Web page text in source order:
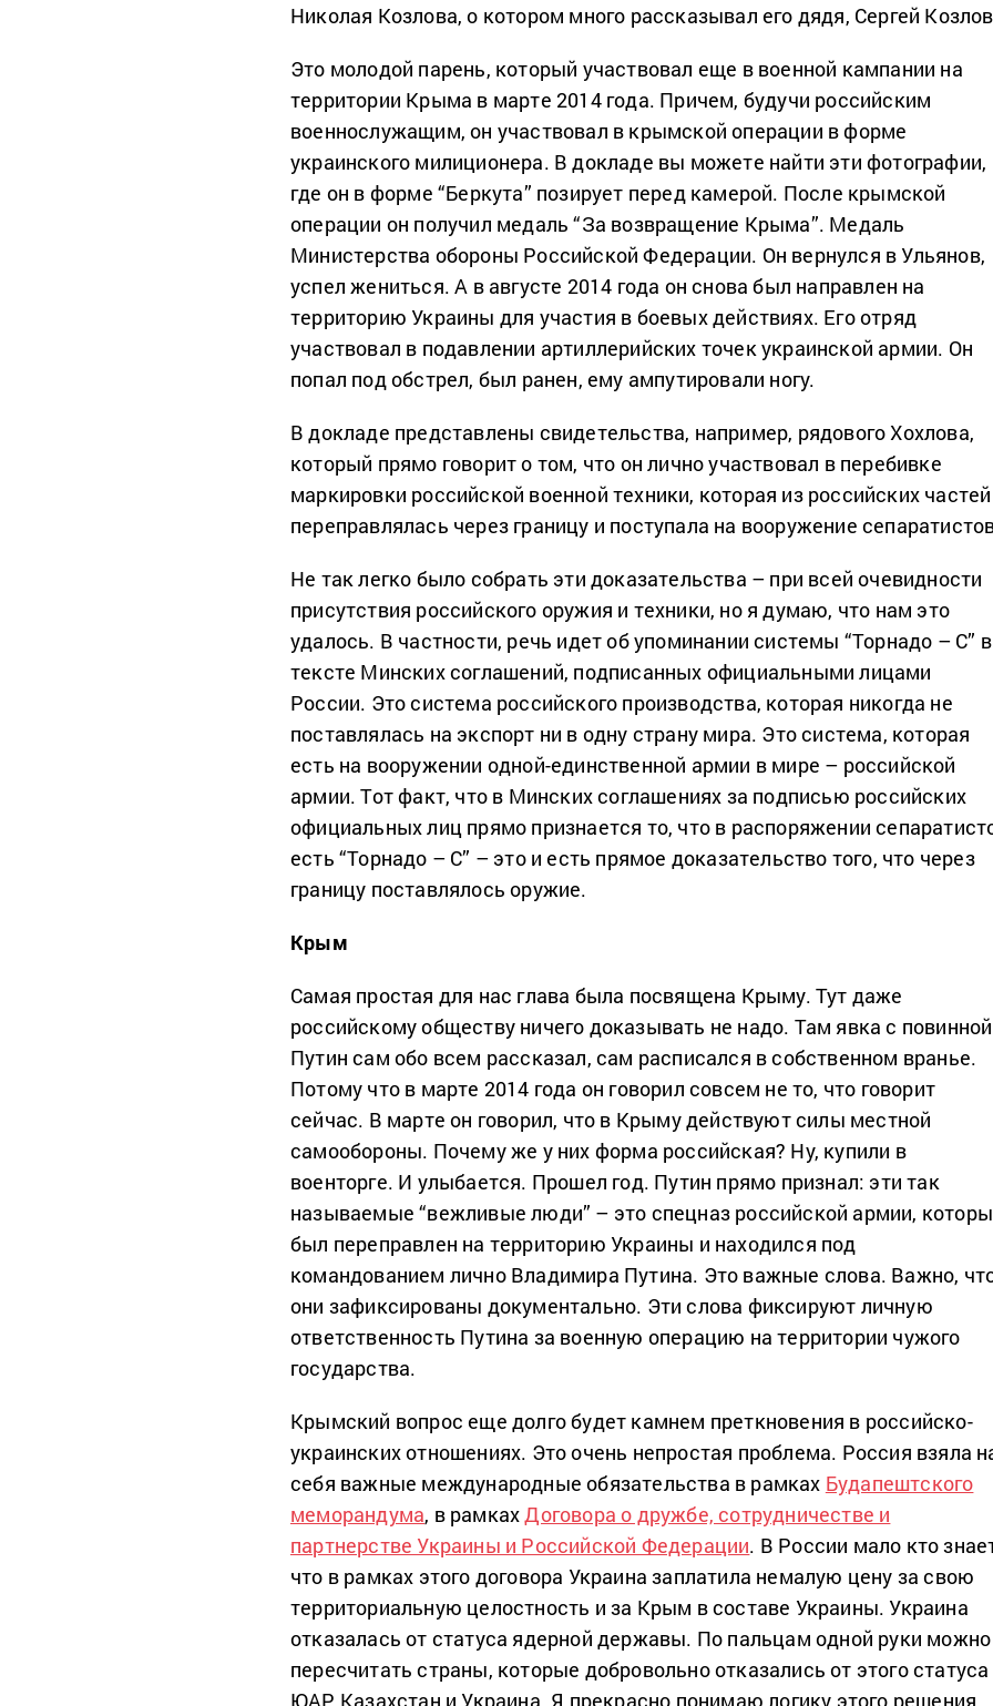
Николая Козлова, о котором много рассказывал его дядя, Сергей
Это молодой парень, который участвовал еще в военной кампании на
территории Крыма в марте 2014 года. Причем, будучи российским
военнослужащим, он участвовал в крымской операции в форме
украинского милиционера. В докладе вы можете найти эти фотографии,
где он в форме “Беркута” позирует перед камерой. После крымской
операции он получил медаль “За возвращение Крыма”. Медаль
Министерства обороны Российской Федерации. Он вернулся в Ульянов,
успел жениться. А в августе 2014 года он снова был направлен на
территорию Украины для участия в боевых действиях. Его отряд
участвовал в подавлении артиллерийских точек украинской армии. Он
попал под обстрел, был ранен, ему ампутировали ногу.
В докладе представлены свидетельства, например, рядового Хохлова,
который прямо говорит о том, что он лично участвовал в перебивке
маркировки российской военной техники, которая из российских частей
переправлялась через границу и поступала на вооружение
Не так легко было собрать эти доказательства – при всей очевидности
присутствия российского оружия и техники, но я думаю, что нам это
удалось. В частности, речь идет об упоминании системы “Торнадо – С” в
тексте Минских соглашений, подписанных официальными лицами
России. Это система российского производства, которая никогда не
поставлялась на экспорт ни в одну страну мира. Это система, которая
есть на вооружении одной-единственной армии в мире – российской
армии. Тот факт, что в Минских соглашениях за подписью российских
официальных лиц прямо признается то, что в распоряжении
есть “Торнадо – С” – это и есть прямое доказательство того, что через
границу поставлялось оружие.
Крым
Самая простая для нас глава была посвящена Крыму. Тут даже
российскому обществу ничего доказывать не надо. Там явка с
Путин сам обо всем рассказал, сам расписался в собственном вранье.
Потому что в марте 2014 года он говорил совсем не то, что говорит
сейчас. В марте он говорил, что в Крыму действуют силы местной
самообороны. Почему же у них форма российская? Ну, купили в
военторге. И улыбается. Прошел год. Путин прямо признал: эти так
называемые “вежливые люди” – это спецназ российской армии,
был переправлен на территорию Украины и находился под
командованием лично Владимира Путина. Это важные слова. Важно,
они зафиксированы документально. Эти слова фиксируют личную
ответственность Путина за военную операцию на территории чужого
государства.
Крымский вопрос еще долго будет камнем преткновения в российско-
украинских отношениях. Это очень непростая проблема. Россия взяла
себя важные международные обязательства в рамках Будапештского
меморандума, в рамкахДоговора о дружбе, сотрудничестве и
партнерстве Украины и Российской Федерации. В России мало кто
что в рамках этого договора Украина заплатила немалую цену за свою
территориальную целостность и за Крым в составе Украины. Украина
отказалась от статуса ядерной державы. По пальцам одной руки можно
пересчитать страны, которые добровольно отказались от этого